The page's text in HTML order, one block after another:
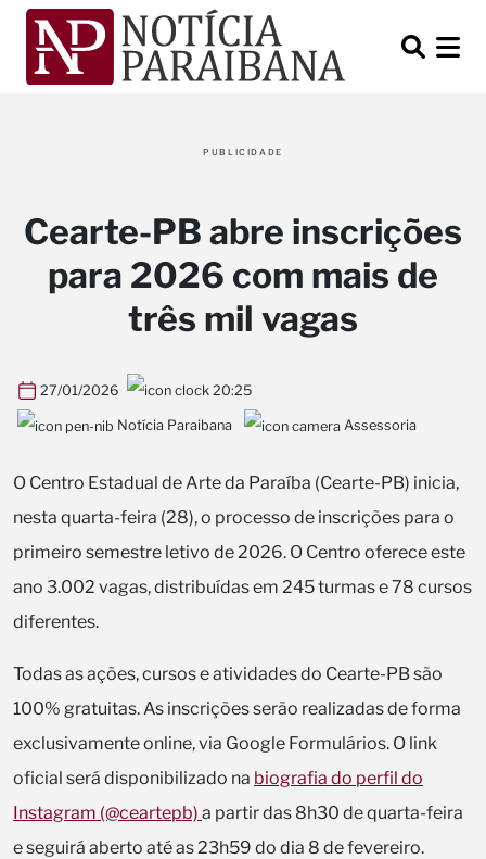
PUBLICIDADE
Cearte-PB abre inscrições
para 2026 com mais de
três mil vagas
27/01/2026 20:25
Notícia Paraibana Assessoria
O Centro Estadual de Arte da Paraíba (Cearte-PB) inicia,
nesta quarta-feira (28), o processo de inscrições para o
primeiro semestre letivo de 2026. O Centro oferece este
ano 3.002 vagas, distribuídas em 245 turmas e 78 cursos
diferentes.
Todas as ações, cursos e atividades do Cearte-PB são
100% gratuitas. As inscrições serão realizadas de forma
exclusivamente online, via Google Formulários. O link
oficial será disponibilizado na biografia do perfil do
Instagram (@ceartepb) a partir das 8h30 de quarta-feira
e seguirá aberto até as 23h59 do dia 8 de fevereiro.